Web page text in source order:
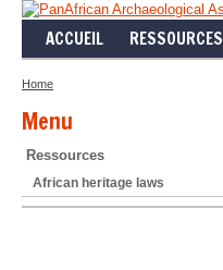
ACCUEIL RESSOURCES
Home
Menu
Ressources
African heritage laws